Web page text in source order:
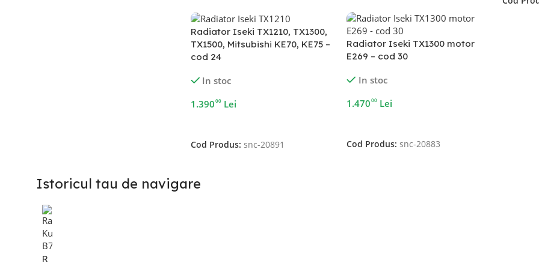
Radiator Iseki TX1210, TX1300,
TX1500, Mitsubishi KE70, KE75 –
cod 24
In stoc
1.39000 Lei
Cod Produs: snc-20891
Radiator Iseki TX1300 motor
E269 – cod 30
In stoc
1.47000 Lei
Cod Produs:snc-20883
Istoricul tau de navigare
R